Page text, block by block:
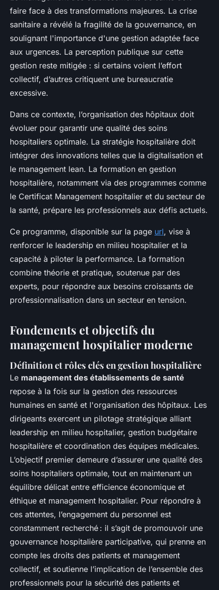
faire face à des transformations majeures. La crise
sanitaire a révélé la fragilité de la gouvernance, en
soulignant l'importance d'une gestion adaptée face
aux urgences. La perception publique sur cette
gestion reste mitigée : si certains voient l’effort
collectif, d’autres critiquent une bureaucratie
excessive.
Dans ce contexte, l’organisation des hôpitaux doit
évoluer pour garantir une qualité des soins
hospitaliers optimale. La stratégie hospitalière doit
intégrer des innovations telles que la digitalisation et
le management lean. La formation en gestion
hospitalière, notamment via des programmes comme
le Certificat Management hospitalier et du secteur de
la santé, prépare les professionnels aux défis actuels.
Ce programme, disponible sur la page url, vise à
renforcer le leadership en milieu hospitalier et la
capacité à piloter la performance. La formation
combine théorie et pratique, soutenue par des
experts, pour répondre aux besoins croissants de
professionnalisation dans un secteur en tension.
Fondements et objectifs du
management hospitalier moderne
Définition et rôles clés en gestion hospitalière
Le management des établissements de santé
repose à la fois sur la gestion des ressources
humaines en santé et l'organisation des hôpitaux. Les
dirigeants exercent un pilotage stratégique alliant
leadership en milieu hospitalier, gestion budgétaire
hospitalière et coordination des équipes médicales.
L’objectif premier demeure d’assurer une qualité des
soins hospitaliers optimale, tout en maintenant un
équilibre délicat entre efficience économique et
éthique et management hospitalier. Pour répondre à
ces attentes, l’engagement du personnel est
constamment recherché : il s’agit de promouvoir une
gouvernance hospitalière participative, qui prenne en
compte les droits des patients et management
collectif, et soutienne l’implication de l’ensemble des
professionnels pour la sécurité des patients et